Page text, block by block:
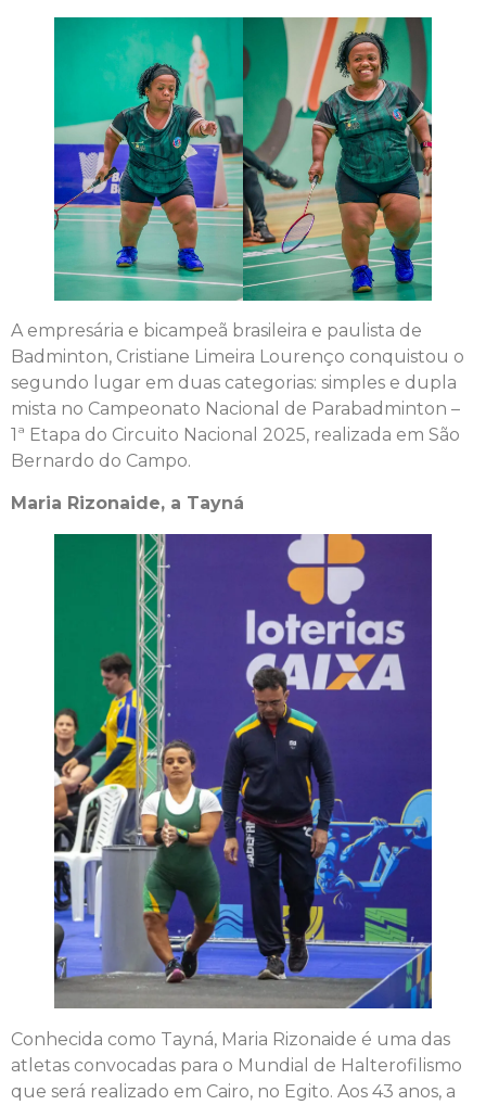
A empresária e bicampeã brasileira e paulista de
Badminton, Cristiane Limeira Lourenço conquistou o
segundo lugar em duas categorias: simples e dupla
mista no Campeonato Nacional de Parabadminton –
1ª Etapa do Circuito Nacional 2025, realizada em São
Bernardo do Campo.
Maria Rizonaide, a Tayná
Conhecida como Tayná, Maria Rizonaide é uma das
atletas convocadas para o Mundial de Halterofilismo
que será realizado em Cairo, no Egito. Aos 43 anos, a